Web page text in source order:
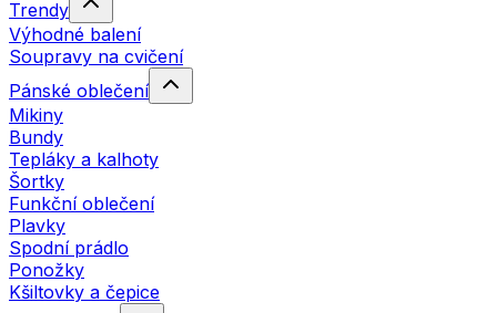
Trendy
Výhodné balení
Soupravy na cvičení
Pánské oblečení
Mikiny
Bundy
Tepláky a kalhoty
Šortky
Funkční oblečení
Plavky
Spodní prádlo
Ponožky
Kšiltovky a čepice